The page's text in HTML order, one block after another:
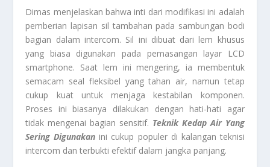
Dimas menjelaskan bahwa inti dari modifikasi ini adalah
pemberian lapisan sil tambahan pada sambungan bodi
bagian dalam intercom. Sil ini dibuat dari lem khusus
yang biasa digunakan pada pemasangan layar LCD
smartphone. Saat lem ini mengering, ia membentuk
semacam seal fleksibel yang tahan air, namun tetap
cukup kuat untuk menjaga kestabilan komponen.
Proses ini biasanya dilakukan dengan hati-hati agar
tidak mengenai bagian sensitif. Teknik Kedap Air Yang
Sering Digunakan ini cukup populer di kalangan teknisi
intercom dan terbukti efektif dalam jangka panjang.